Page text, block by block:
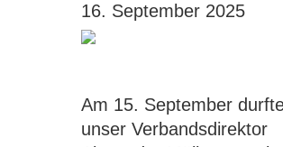
16. September 2025
Am 15. September
unser Verbandsdirektor